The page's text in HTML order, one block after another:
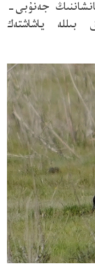
جەنۇبى-
بىللە ياشاشتەك